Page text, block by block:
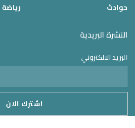
حوادث
رياضة
النشرة البريدية
البريد الالكتروني